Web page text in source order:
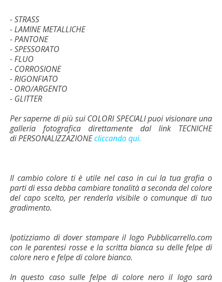
- STRASS
- LAMINE METALLICHE
- PANTONE
- SPESSORATO
- FLUO
- CORROSIONE
- RIGONFIATO
- ORO/ARGENTO
- GLITTER
Per saperne di più sui COLORI SPECIALI puoi visionare una
galleria fotografica direttamente dal link TECNICHE
di PERSONALIZZAZIONEcliccando qui.
Il cambio colore ti è utile nel caso in cui la tua grafia o
parti di essa debba cambiare tonalità a seconda del colore
del capo scelto, per renderla visibile o comunque di tuo
gradimento.
Ipotizziamo di dover stampare il logo Pubblicarrello.com
con le parentesi rosse e la scritta bianca su delle felpe di
colore nero e felpe di colore bianco.
In questo caso sulle felpe di colore nero il logo sarà